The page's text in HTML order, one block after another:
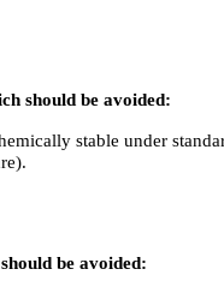
should be avoided:
stable under
be avoided: